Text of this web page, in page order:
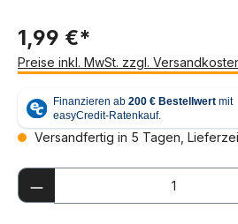
1,99 €*
Preise inkl. MwSt. zzgl.
Versandfertig in 5 Tagen,
Produkt Anzahl: Gib